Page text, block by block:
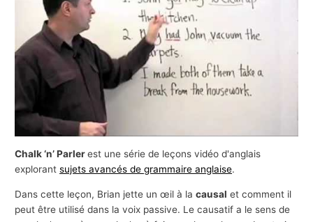
Chalk ‘n’ Parlerest une série de leçons vidéo d'anglais
explorantsujets avancés de grammaire anglaise.
Dans cette leçon, Brian jette un œil à lacausal et comment il
peut être utilisé dans la voix passive. Le causatif a le sens de
a
a